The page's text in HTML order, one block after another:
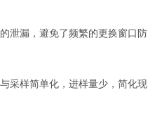
漏，避免了频繁的更换窗口防
样简单化，进样量少，简化现